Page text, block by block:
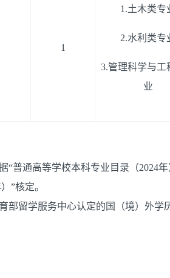
1
1.土木类专
2.水利类专
3.管理科学与工
业
“普通高等学校本科专业目录（2024
”核定。
部留学服务中心认定的国（境）外学